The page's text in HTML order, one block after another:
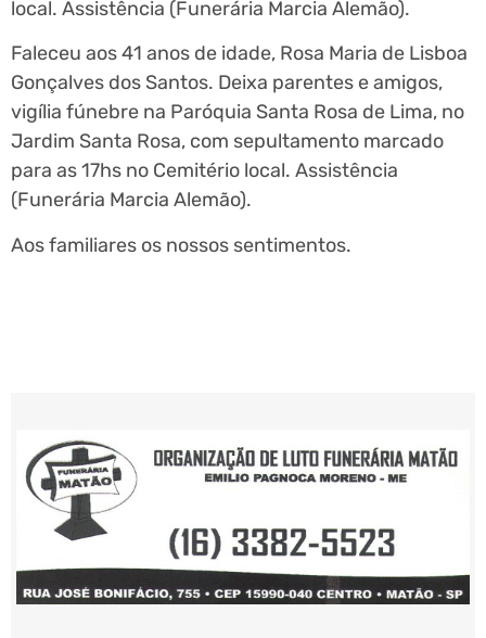
local. Assistência (Funerária Marcia Alemão).
Faleceu aos 41 anos de idade, Rosa Maria de Lisboa
Gonçalves dos Santos. Deixa parentes e amigos,
vigília fúnebre na Paróquia Santa Rosa de Lima, no
Jardim Santa Rosa, com sepultamento marcado
para as 17hs no Cemitério local. Assistência
(Funerária Marcia Alemão).
Aos familiares os nossos sentimentos.